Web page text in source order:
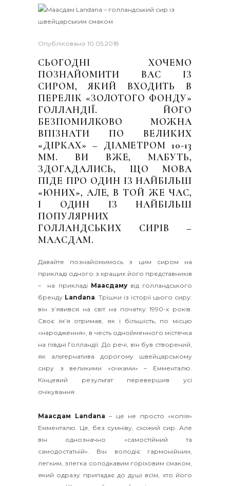
Опубліковано 10.05.2018
СЬОГОДНІ ХОЧЕМО
ПОЗНАЙОМИТИ ВАС ІЗ
СИРОМ, ЯКИЙ ВХОДИТЬ В
ПЕРЕЛІК «ЗОЛОТОГО ФОНДУ»
ГОЛЛАНДІЇ. ЙОГО
БЕЗПОМИЛКОВО МОЖНА
ВПІЗНАТИ ПО ВЕЛИКИХ
«ДІРКАХ» – ДІАМЕТРОМ 10-13
ММ. ВИ ВЖЕ, МАБУТЬ,
ЗДОГАДАЛИСЬ, ЩО МОВА
ПІДЕ ПРО ОДИН ІЗ НАЙБІЛЬШ
«ЮНИХ», АЛЕ, В ТОЙ ЖЕ ЧАС,
І ОДИН ІЗ НАЙБІЛЬШ
ПОПУЛЯРНИХ
ГОЛЛАНДСЬКИХ СИРІВ –
МААСДАМ.
Давайте познайомимось з цим сиром на
прикладі одного з кращих його представників
– на прикладі Маасдамувід голландського
бренду Landana. Трішки із історії цього сиру:
він з’явився на світ на початку 1990-х років.
Своє ім’я отримав, як і більшість, по місцю
«народження», в честь однойменного містечка
на півдні Голландії. До речі, він був створений,
як альтернатива дорогому швейцарському
сиру з великими «очками» – Емменталю.
Кінцевий результат перевершив усі
очікування.
Маасдам Landana – це не просто «копія»
Емменталю. Це, без сумніву, схожий сир. Але
він однозначно «самостійний та
самодостатній». Він володіє гармонійним,
легким, злегка солодкавим горіховим смаком,
який одразу припадає до душі всім, хто його